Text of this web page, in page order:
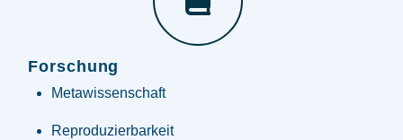
Forschung
Metawissenschaft
Reproduzierbarkeit